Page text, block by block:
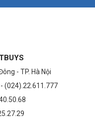
- TP. Hà Nội
- (024).22.611.777